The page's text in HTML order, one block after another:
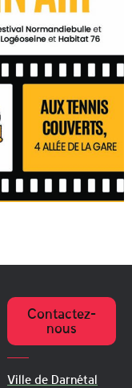
Contactez-
nous
Ville de Darnétal